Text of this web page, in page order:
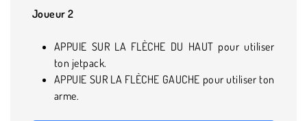
Joueur 2
APPUIE SUR LA FLÈCHE DU HAUT pour utiliser
ton jetpack.
APPUIE SUR LA FLÈCHE GAUCHE pour utiliser ton
arme.